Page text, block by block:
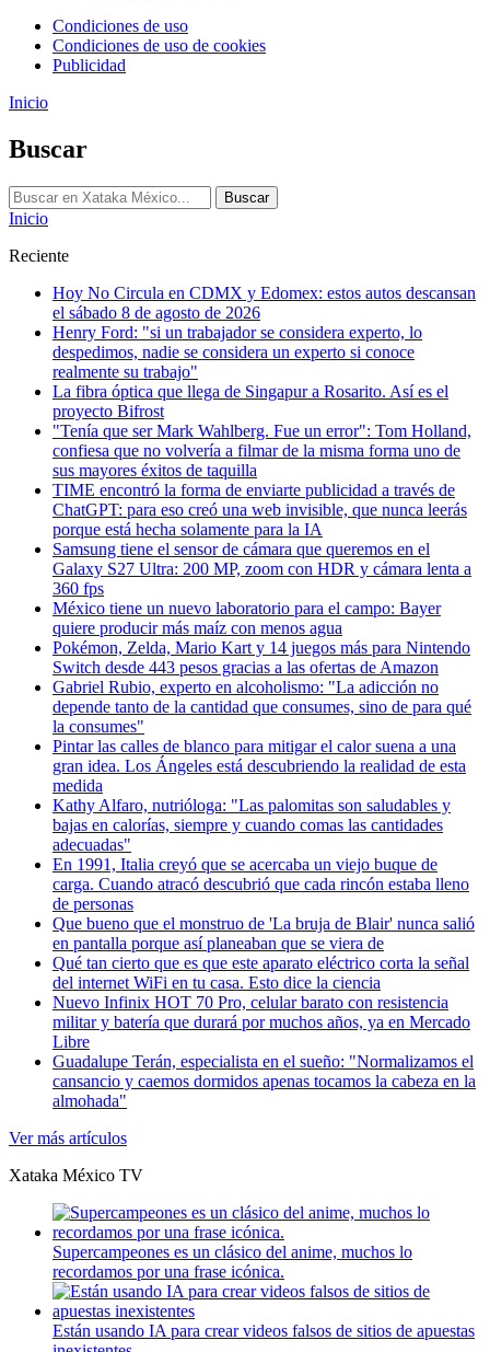
Condiciones de uso
Condiciones de uso de cookies
Publicidad
Inicio
Buscar
Buscar
Inicio
Reciente
Hoy No Circula en CDMX y Edomex: estos autos descansan
el sábado 8 de agosto de 2026
Henry Ford: "si un trabajador se considera experto, lo
despedimos, nadie se considera un experto si conoce
realmente su trabajo"
La fibra óptica que llega de Singapur a Rosarito. Así es el
proyecto Bifrost
"Tenía que ser Mark Wahlberg. Fue un error": Tom Holland,
confiesa que no volvería a filmar de la misma forma uno de
sus mayores éxitos de taquilla
TIME encontró la forma de enviarte publicidad a través de
ChatGPT: para eso creó una web invisible, que nunca leerás
porque está hecha solamente para la IA
Samsung tiene el sensor de cámara que queremos en el
Galaxy S27 Ultra: 200 MP, zoom con HDR y cámara lenta a
360 fps
México tiene un nuevo laboratorio para el campo: Bayer
quiere producir más maíz con menos agua
Pokémon, Zelda, Mario Kart y 14 juegos más para Nintendo
Switch desde 443 pesos gracias a las ofertas de Amazon
Gabriel Rubio, experto en alcoholismo: "La adicción no
depende tanto de la cantidad que consumes, sino de para qué
la consumes"
Pintar las calles de blanco para mitigar el calor suena a una
gran idea. Los Ángeles está descubriendo la realidad de esta
medida
Kathy Alfaro, nutrióloga: "Las palomitas son saludables y
bajas en calorías, siempre y cuando comas las cantidades
adecuadas"
En 1991, Italia creyó que se acercaba un viejo buque de
carga. Cuando atracó descubrió que cada rincón estaba lleno
de personas
Que bueno que el monstruo de 'La bruja de Blair' nunca salió
en pantalla porque así planeaban que se viera de
Qué tan cierto que es que este aparato eléctrico corta la señal
del internet WiFi en tu casa. Esto dice la ciencia
Nuevo Infinix HOT 70 Pro, celular barato con resistencia
militar y batería que durará por muchos años, ya en Mercado
Libre
Guadalupe Terán, especialista en el sueño: "Normalizamos el
cansancio y caemos dormidos apenas tocamos la cabeza en la
almohada"
Ver más artículos
Xataka México TV
Supercampeones es un clásico del anime, muchos lo
recordamos por una frase icónica.
Están usando IA para crear videos falsos de sitios de apuestas